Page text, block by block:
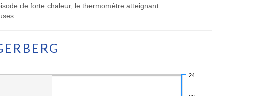
de forte chaleur, le thermomètre atteignant
24